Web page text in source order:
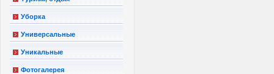
Уборка
Универсальные
Уникальные
Фотогалерея